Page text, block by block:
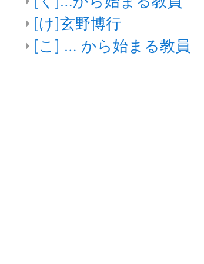
[け]玄野博行
[こ] … から始まる教員